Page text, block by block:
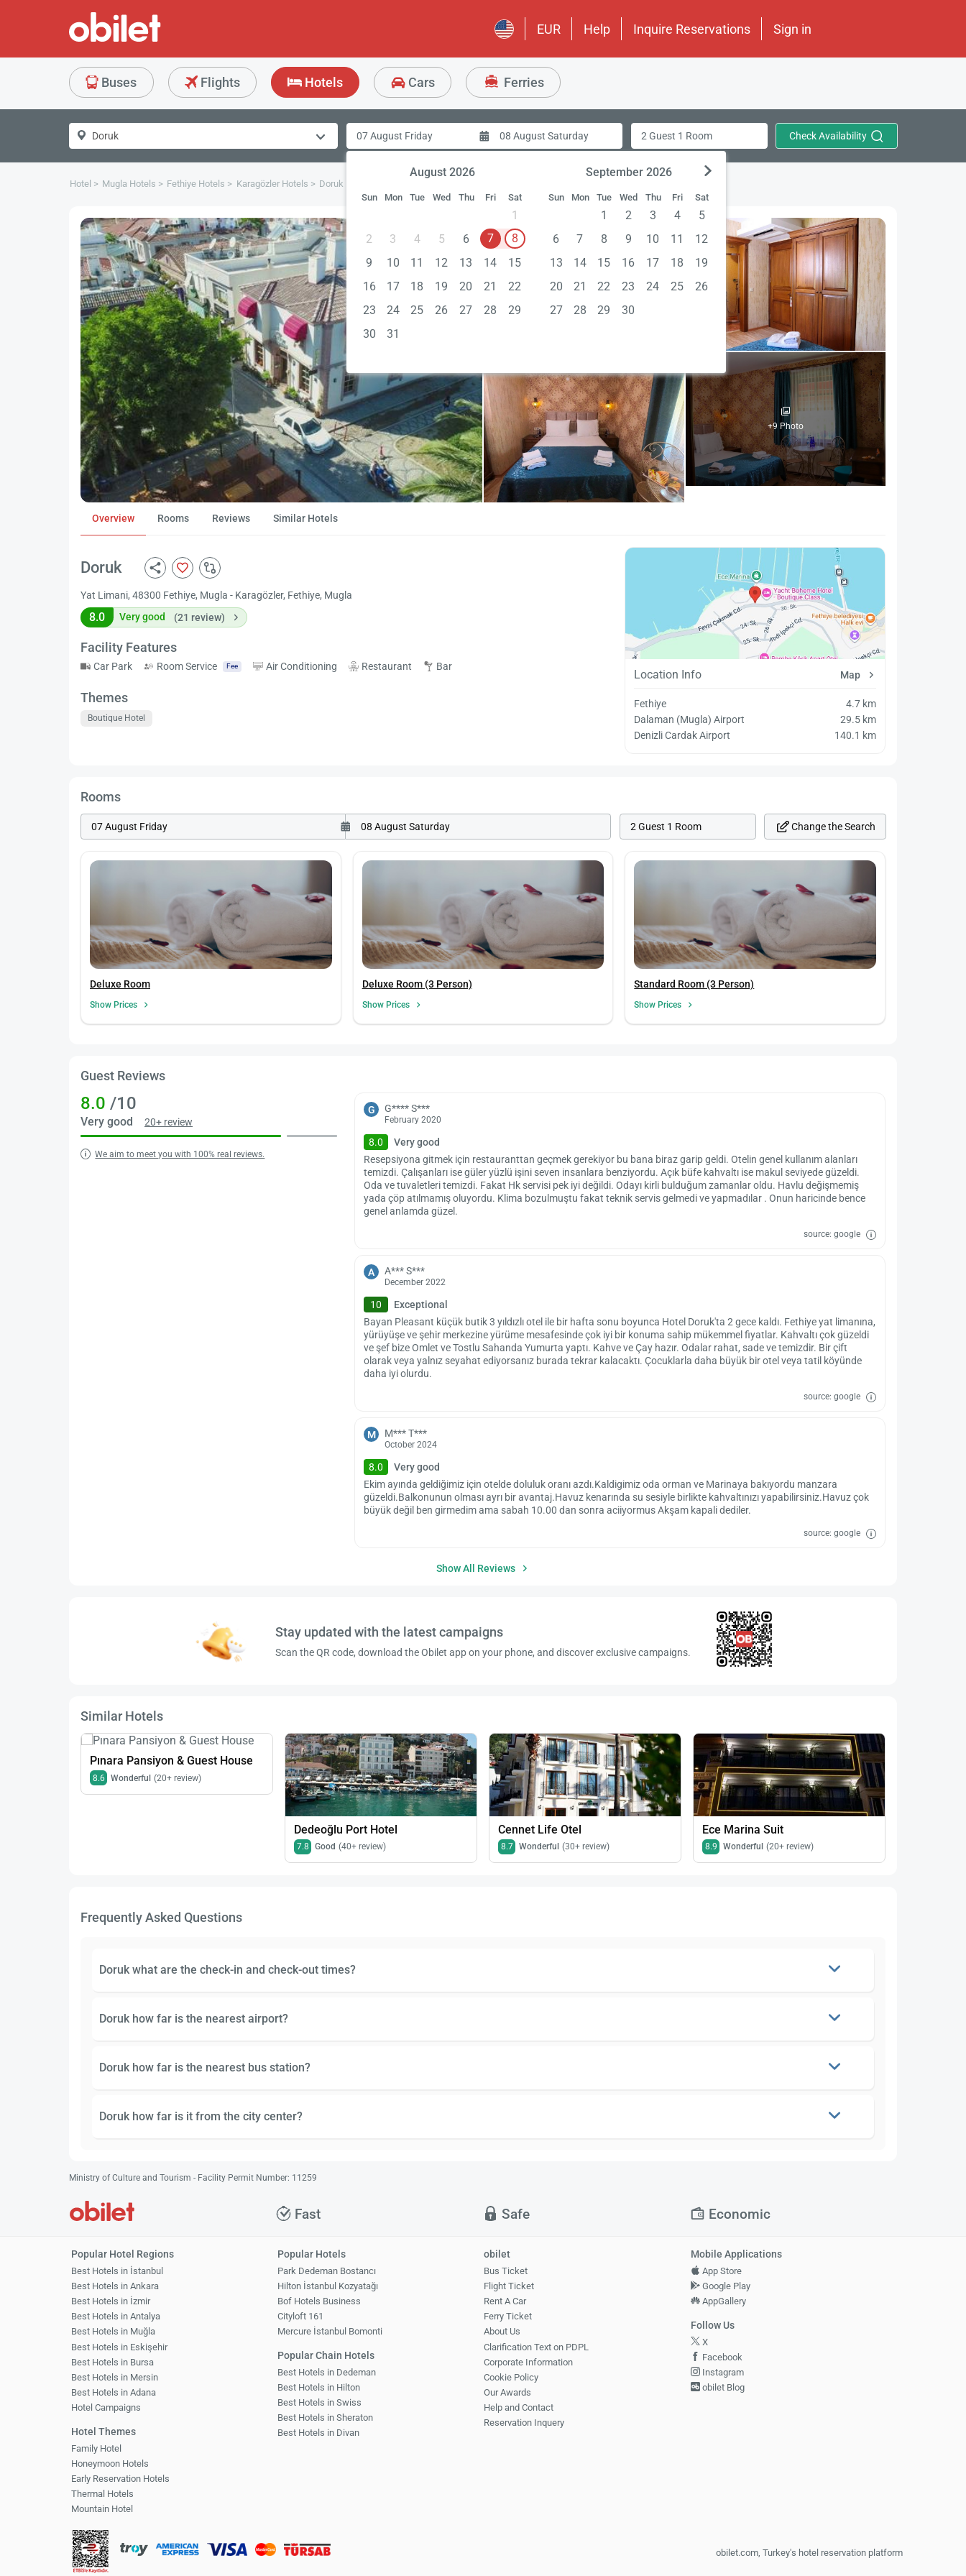
EUR Help Inquire Reservations Sign in
Buses Flights Hotels Cars Ferries
August 2026
Sun Mon Tue Wed Thu Fri Sat
1
2
3 4 5 6 7
8
9
10 11 12 13 14
15
16
17 18 19 20 21
22
23
24 25 26 27 28
29
30
31
September 2026
Sun Mon Tue Wed Thu Fri Sat
1 2 3 4
5
6
7 8 9 10 11
12
13
14 15 16 17 18
19
20
21 22 23 24 25
26
27
28 29 30
2 Guest 1 Room Check Availability
Hotel Mugla Hotels Fethiye Hotels Karagözler Hotels Doruk
+9 Photo
Overview Rooms Reviews Similar Hotels
Doruk
Yat Limani, 48300 Fethiye, Mugla - Karagözler, Fethiye, Mugla
8.0 Very good (21 review)
Facility Features
Car Park Room Service Fee Air Conditioning Restaurant Bar
Themes
Boutique Hotel
Location Info Map
Fethiye
4.7 km
Dalaman (Mugla) Airport
29.5 km
Denizli Cardak Airport
140.1 km
Rooms
2 Guest 1 Room Change the Search
Deluxe Room
Show Prices
Deluxe Room (3 Person)
Show Prices
Standard Room (3 Person)
Show Prices
Guest Reviews
8.0 /10
Very good 20+ review
We aim to meet you with 100% real reviews.
G G**** S***
February 2020
8.0
Very good
Resepsiyona gitmek için restauranttan geçmek gerekiyor bu bana biraz garip geldi. Otelin genel kullanım alanları
temizdi. Çalışanları ise güler yüzlü işini seven insanlara benziyordu. Açık büfe kahvaltı ise makul seviyede güzeldi.
Oda ve tuvaletleri temizdi. Fakat Hk servisi pek iyi değildi. Odayı kirli bulduğum zamanlar oldu. Havlu değişmemiş
yada çöp atılmamış oluyordu. Klima bozulmuştu fakat teknik servis gelmedi ve yapmadılar . Onun haricinde bence
genel anlamda güzel.
source: google
A A*** S***
December 2022
10
Exceptional
Bayan Pleasant küçük butik 3 yıldızlı otel ile bir hafta sonu boyunca Hotel Doruk'ta 2 gece kaldı. Fethiye yat limanına,
yürüyüşe ve şehir merkezine yürüme mesafesinde çok iyi bir konuma sahip mükemmel fiyatlar. Kahvaltı çok güzeldi
ve şef bize Omlet ve Tostlu Sahanda Yumurta yaptı. Kahve ve Çay hazır. Odalar rahat, sade ve temizdir. Bir çift
olarak veya yalnız seyahat ediyorsanız burada tekrar kalacaktı. Çocuklarla daha büyük bir otel veya tatil köyünde
daha iyi olurdu.
source: google
M M*** T***
October 2024
8.0
Very good
Ekim ayında geldiğimiz için otelde doluluk oranı azdı.Kaldigimiz oda orman ve Marinaya bakıyordu manzara
güzeldi.Balkonunun olması ayrı bir avantaj.Havuz kenarında su sesiyle birlikte kahvaltınızı yapabilirsiniz.Havuz çok
büyük değil ben girmedim ama sabah 10.00 dan sonra aciiyormus Akşam kapali dediler.
source: google
Show All Reviews
Stay updated with the latest campaigns
Scan the QR code, download the Obilet app on your phone, and discover exclusive campaigns.
Similar Hotels
Pınara Pansiyon & Guest House
8.6 Wonderful (20+ review)
Dedeoğlu Port Hotel
7.8 Good (40+ review)
Cennet Life Otel
8.7 Wonderful (30+ review)
Ece Marina Suit
8.9 Wonderful (20+ review)
Frequently Asked Questions
Doruk what are the check-in and check-out times?
Doruk how far is the nearest airport?
Doruk how far is the nearest bus station?
Doruk how far is it from the city center?
Ministry of Culture and Tourism - Facility Permit Number: 11259
Fast Safe Economic
Popular Hotel Regions
Best Hotels in İstanbul
Best Hotels in Ankara
Best Hotels in İzmir
Best Hotels in Antalya
Best Hotels in Muğla
Best Hotels in Eskişehir
Best Hotels in Bursa
Best Hotels in Mersin
Best Hotels in Adana
Hotel Campaigns
Hotel Themes
Family Hotel
Honeymoon Hotels
Early Reservation Hotels
Thermal Hotels
Mountain Hotel
Popular Hotels
Park Dedeman Bostancı
Hilton İstanbul Kozyatağı
Bof Hotels Business
Cityloft 161
Mercure İstanbul Bomonti
Popular Chain Hotels
Best Hotels in Dedeman
Best Hotels in Hilton
Best Hotels in Swiss
Best Hotels in Sheraton
Best Hotels in Divan
obilet
Bus Ticket
Flight Ticket
Rent A Car
Ferry Ticket
About Us
Clarification Text on PDPL
Corporate Information
Cookie Policy
Our Awards
Help and Contact
Reservation Inquery
Mobile Applications
App Store
Google Play
AppGallery
Follow Us
X
Facebook
Instagram
obilet Blog
obilet.com, Turkey's hotel reservation platform